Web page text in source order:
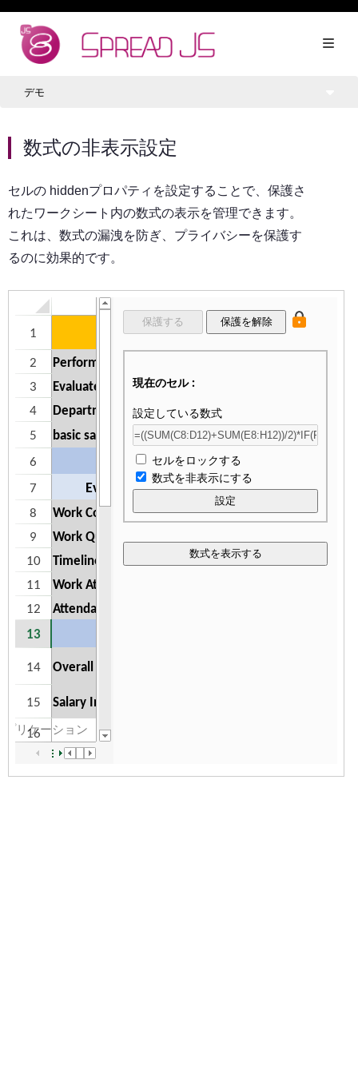
デモ
数式の非表示設定
セルの hiddenプロパティを設定することで、保護さ
れたワークシート内の数式の表示を管理できます。
これは、数式の漏洩を防ぎ、プライバシーを保護す
るのに効果的です。